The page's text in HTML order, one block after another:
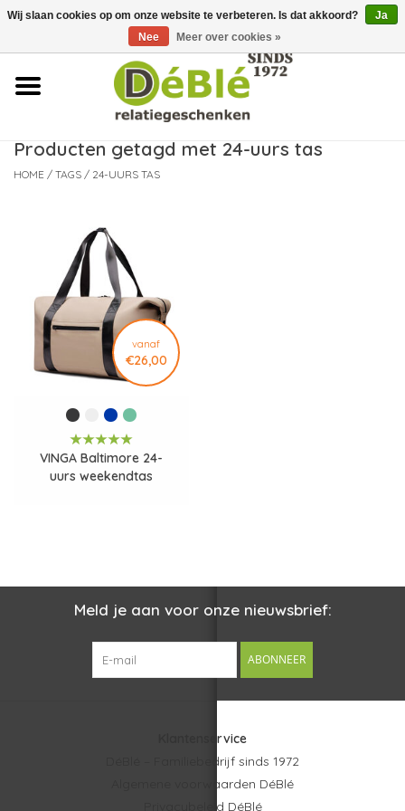
Over ons
Contact
Nieuws
Leveringsvoorwaarden
Producten getagd met 24-uurs tas
HOME / TAGS / 24-UURS TAS
vanaf
€26,00
VINGA Baltimore 24-
uurs weekendtas
Meld je aan voor onze nieuwsbrief:
ABONNEER
Klantenservice
DéBlé – Familiebedrijf sinds 1972
Algemene voorwaarden DéBlé
Privacybeleid DéBlé
Wij slaan cookies op om onze website te verbeteren. Is dat akkoord?
Ja
Nee
Meer over cookies »